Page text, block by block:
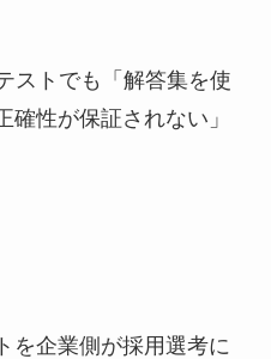
ストでも「解答集を使
確性が保証されない」
を企業側が採用選考に